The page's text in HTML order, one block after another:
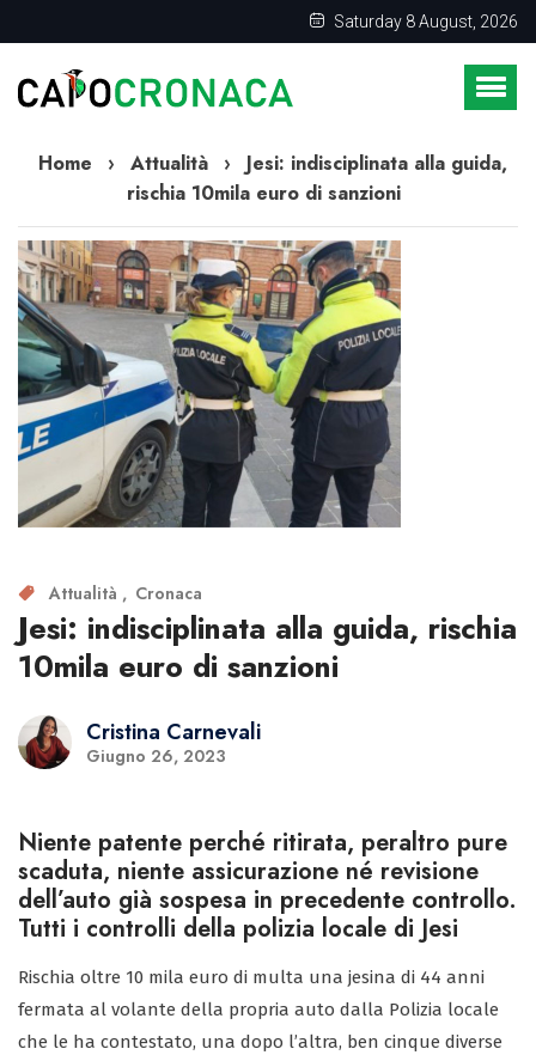
Saturday 8 August, 2026
Home › Attualità ›
Jesi: indisciplinata alla guida,
rischia 10mila euro di sanzioni
Attualità Cronaca
Jesi: indisciplinata alla guida, rischia
10mila euro di sanzioni
Cristina Carnevali
Giugno 26, 2023
Niente patente perché ritirata, peraltro pure
scaduta, niente assicurazione né revisione
dell’auto già sospesa in precedente controllo.
Tutti i controlli della polizia locale di Jesi
Rischia oltre 10 mila euro di multa una jesina di 44 anni
fermata al volante della propria auto dalla Polizia locale
che le ha contestato, una dopo l’altra, ben cinque diverse